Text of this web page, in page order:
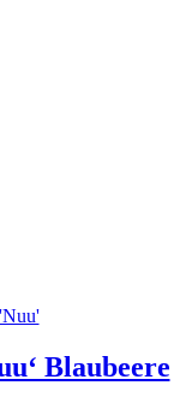
Blaubeere